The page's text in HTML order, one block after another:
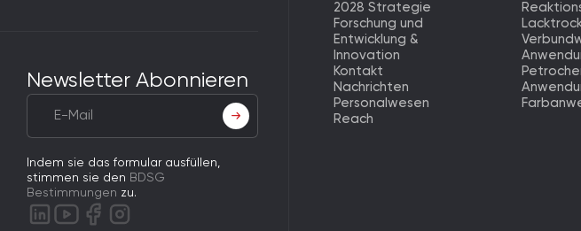
Newsletter Abonnieren
Indem sie das formular ausfüllen,
stimmen sie den BDSG
Bestimmungen zu.
2028 Strategie
Forschung und
Entwicklung &
Innovation
Kontakt
Nachrichten
Personalwesen
Reach